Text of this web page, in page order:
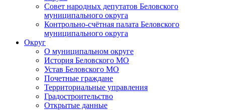
Совет народных депутатов Беловского
муниципального округа
Контрольно-счётная палата Беловского
муниципального округа
Округ
О муниципальном округе
История Беловского МО
Устав Беловского МО
Почетные граждане
Территориальные управления
Градостроительство
Открытые данные